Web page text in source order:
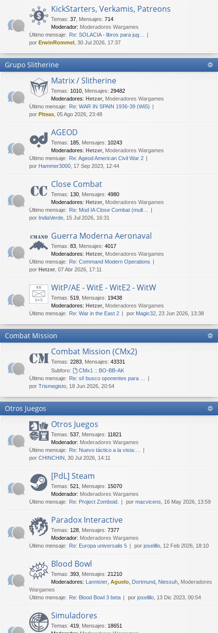
KickStarters, Verkamis, Patreons
Temas: 37 Mensajes: 714
Moderador: Moderadores Wargames
Último mensaje: Re: SOLACIA - libros para jug…
por ErwinRommel , 30 Jul 2026, 17:37
Grupo Slitherine
Matrix / Slitherine
Temas: 1010 Mensajes: 29482
Moderadores: Hetzer Moderadores Wargames
Último mensaje: Re: WAR IN SPAIN 1936-39 (WiS)
por Piteas , 05 Ago 2026, 23:48
AGEOD
Temas: 185 Mensajes: 10243
Moderadores: Hetzer Moderadores Wargames
Último mensaje: Re: Ageod American Civil War 2
por Hammer3000 , 17 Sep 2023, 12:44
Close Combat
Temas: 130 Mensajes: 4980
Moderadores: Hetzer Moderadores Wargames
Último mensaje: Re: Mod IA Close Combat (mult…
por IndiaVerde , 15 Jul 2026, 16:31
Guerra Moderna Aeronaval
Temas: 83 Mensajes: 4017
Moderadores: Hetzer Moderadores Wargames
Último mensaje: Re: Command Modern Operations
por Hetzer , 07 Abr 2026, 17:11
WitP/AE - WitE - WitE2 - WitW
Temas: 519 Mensajes: 19438
Moderadores: Hetzer Moderadores Wargames
Último mensaje: Re: War in the East 2 por Magic32 , 23 Jun 2026, 13:38
Combat Mission
Combat Mission (CMx2)
Temas: 2283 Mensajes: 43331
Subforo:
CMx1 :: BO-BB-AK
Último mensaje: Re: si! busco oponentes para …
por Trismegisto , 18 Jun 2026, 20:54
Otros Juegos
Otros Juegos
Temas: 537 Mensajes: 11821
Moderador: Moderadores Wargames
Último mensaje: Re: Nuevo táctico a la vista:…
por CHINCHIN , 30 Jul 2026, 14:11
[PdL] Steam
Temas: 521 Mensajes: 15070
Moderador: Moderadores Wargames
Último mensaje: Re: Project Zomboid. por macvicens , 16 May 2026, 13:59
Paradox Interactive
Temas: 128 Mensajes: 7377
Moderador: Moderadores Wargames
Último mensaje: Re: Europa universalis 5 por joselillo , 12 Feb 2026, 18:10
Blood Bowl
Temas: 393 Mensajes: 21210
Moderadores: Lannister Aguelo Dortmund Niessuh Moderadores
Wargames
Último mensaje: Re: Blood Bowl 3 beta por joselillo , 13 Dic 2023, 00:54
Simuladores
Temas: 419 Mensajes: 18651